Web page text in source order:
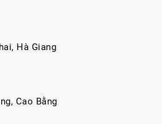
Hà Giang
Cao Bằng